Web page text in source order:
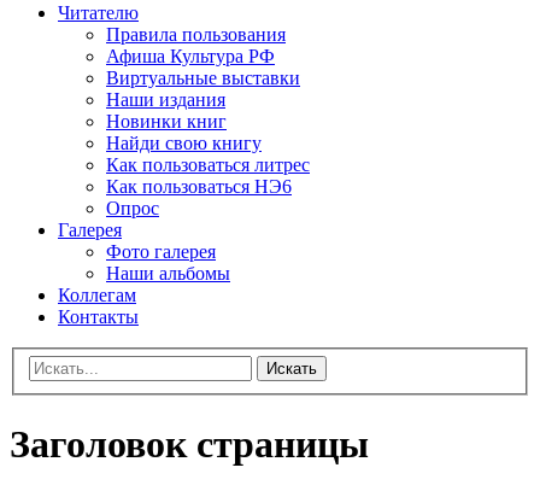
Читателю
Правила пользования
Афиша Культура РФ
Виртуальные выставки
Наши издания
Новинки книг
Найди свою книгу
Как пользоваться литрес
Как пользоваться НЭ6
Опрос
Галерея
Фото галерея
Наши альбомы
Коллегам
Контакты
Искать
Заголовок страницы